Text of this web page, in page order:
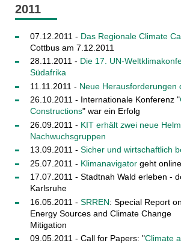
2011
07.12.2011 - Das Regionale Climate
Cottbus am 7.12.2011
28.11.2011 - Die 17. UN-
Südafrika
11.11.2011 - Neue Herausforderungen
26.10.2011 - Internationale Konferenz "
Constructions" war ein Erfolg
26.09.2011 - KIT erhält zwei neue
Nachwuchsgruppen
13.09.2011 - Sicher und wirtschaftlich
25.07.2011 - Klimanavigatorgeht online
17.07.2011 - Stadtnah Wald erleben -
Karlsruhe
16.05.2011 - SRREN: Special Report
Energy Sources and Climate Change
Mitigation
09.05.2011 - Call for Papers: "Climate